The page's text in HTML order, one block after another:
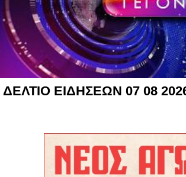
ΔΕΛΤΙΟ ΕΙΔΗΣΕΩΝ 07 08